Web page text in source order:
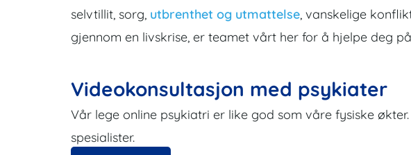
selvtillit, sorg, utbrenthet og utmattelse, vanskelige
gjennom en livskrise, er teamet vårt her for å hjelpe deg
Videokonsultasjon med psykiater
Vår lege online psykiatri er like god som våre fysiske
spesialister.